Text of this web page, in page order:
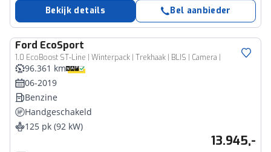
Bekijk details Bel aanbieder
Ford EcoSport
1.0 EcoBoost ST-Line | Winterpack | Trekhaak | BLIS | Camera |
96.361 km
06-2019
Benzine
Handgeschakeld
125 pk (92 kW)
13.945,-